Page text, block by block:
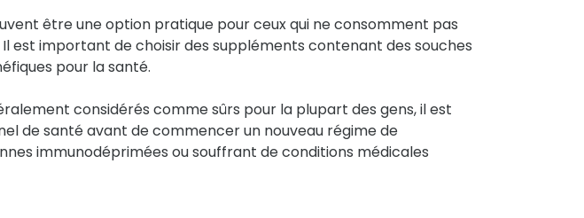
être une option pratique pour ceux qui ne consomment pas
est important de choisir des suppléments contenant des souches
pour la santé.
considérés comme sûrs pour la plupart des gens, il est
de santé avant de commencer un nouveau régime de
immunodéprimées ou souffrant de conditions médicales